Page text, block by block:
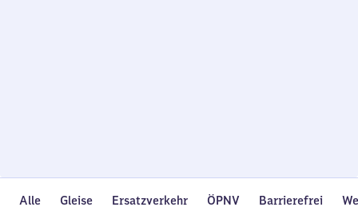
Alle Gleise Ersatzverkehr ÖPNV Barrierefrei